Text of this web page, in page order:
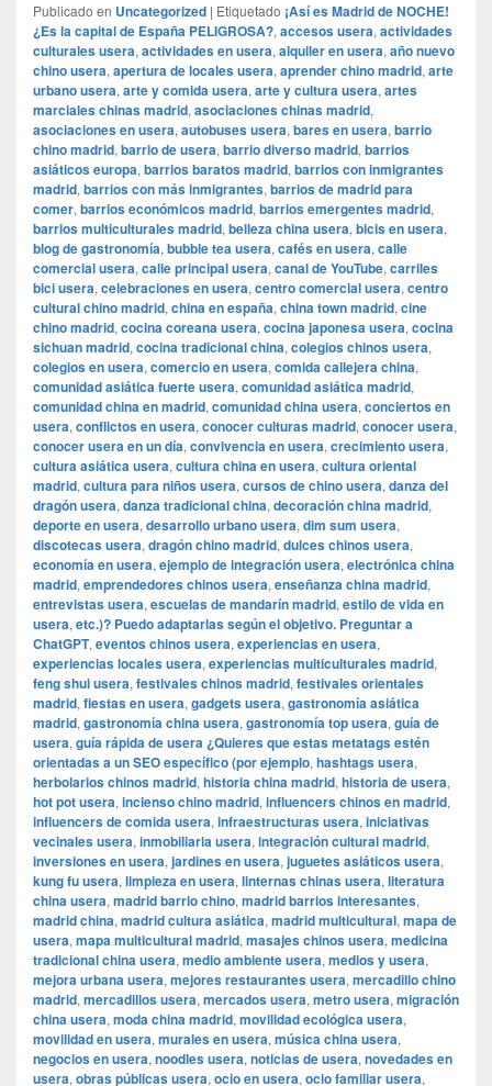
Publicado en Uncategorized | Etiquetado ¡Así es Madrid de NOCHE!
¿Es la capital de España PELIGROSA?, accesos usera, actividades
culturales usera, actividades en usera, alquiler en usera, año nuevo
chino usera, apertura de locales usera, aprender chino madrid, arte
urbano usera, arte y comida usera, arte y cultura usera, artes
marciales chinas madrid, asociaciones chinas madrid,
asociaciones en usera, autobuses usera, bares en usera, barrio
chino madrid, barrio de usera, barrio diverso madrid, barrios
asiáticos europa, barrios baratos madrid, barrios con inmigrantes
madrid, barrios con más inmigrantes, barrios de madrid para
comer, barrios económicos madrid, barrios emergentes madrid,
barrios multiculturales madrid, belleza china usera, bicis en usera,
blog de gastronomía, bubble tea usera, cafés en usera, calle
comercial usera, calle principal usera, canal de YouTube, carriles
bici usera, celebraciones en usera, centro comercial usera, centro
cultural chino madrid, china en españa, china town madrid, cine
chino madrid, cocina coreana usera, cocina japonesa usera, cocina
sichuan madrid, cocina tradicional china, colegios chinos usera,
colegios en usera, comercio en usera, comida callejera china,
comunidad asiática fuerte usera, comunidad asiática madrid,
comunidad china en madrid, comunidad china usera, conciertos en
usera, conflictos en usera, conocer culturas madrid, conocer usera,
conocer usera en un día, convivencia en usera, crecimiento usera,
cultura asiática usera, cultura china en usera, cultura oriental
madrid, cultura para niños usera, cursos de chino usera, danza del
dragón usera, danza tradicional china, decoración china madrid,
deporte en usera, desarrollo urbano usera, dim sum usera,
discotecas usera, dragón chino madrid, dulces chinos usera,
economía en usera, ejemplo de integración usera, electrónica china
madrid, emprendedores chinos usera, enseñanza china madrid,
entrevistas usera, escuelas de mandarín madrid, estilo de vida en
usera, etc.)? Puedo adaptarlas según el objetivo. Preguntar a
ChatGPT, eventos chinos usera, experiencias en usera,
experiencias locales usera, experiencias multiculturales madrid,
feng shui usera, festivales chinos madrid, festivales orientales
madrid, fiestas en usera, gadgets usera, gastronomía asiática
madrid, gastronomía china usera, gastronomía top usera, guía de
usera, guía rápida de usera ¿Quieres que estas metatags estén
orientadas a un SEO específico (por ejemplo, hashtags usera,
herbolarios chinos madrid, historia china madrid, historia de usera,
hot pot usera, incienso chino madrid, influencers chinos en madrid,
influencers de comida usera, infraestructuras usera, iniciativas
vecinales usera, inmobiliaria usera, integración cultural madrid,
inversiones en usera, jardines en usera, juguetes asiáticos usera,
kung fu usera, limpieza en usera, linternas chinas usera, literatura
china usera, madrid barrio chino, madrid barrios interesantes,
madrid china, madrid cultura asiática, madrid multicultural, mapa de
usera, mapa multicultural madrid, masajes chinos usera, medicina
tradicional china usera, medio ambiente usera, medios y usera,
mejora urbana usera, mejores restaurantes usera, mercadillo chino
madrid, mercadillos usera, mercados usera, metro usera, migración
china usera, moda china madrid, movilidad ecológica usera,
movilidad en usera, murales en usera, música china usera,
negocios en usera, noodles usera, noticias de usera, novedades en
usera, obras públicas usera, ocio en usera, ocio familiar usera,